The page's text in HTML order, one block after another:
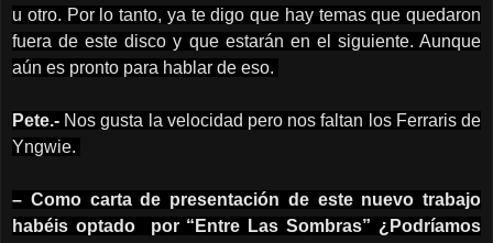
u otro. Por lo tanto, ya te digo que hay temas que quedaron
fuera de este disco y que estarán en el siguiente. Aunque
aún es pronto para hablar de eso.
Pete.- Nos gusta la velocidad pero nos faltan los Ferraris de
Yngwie.
– Como carta de presentación de este nuevo trabajo
habéis optado por “Entre Las Sombras” ¿Podríamos